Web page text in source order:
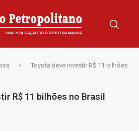
Toyota deve investir R$ 11 bilhões
R$ 11 bilhões no Brasil